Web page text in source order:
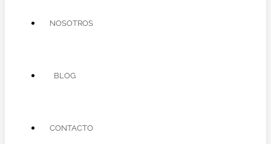
NOSOTROS
BLOG
CONTACTO